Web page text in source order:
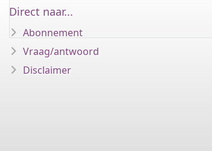
Direct naar...
Abonnement
Vraag/antwoord
Disclaimer